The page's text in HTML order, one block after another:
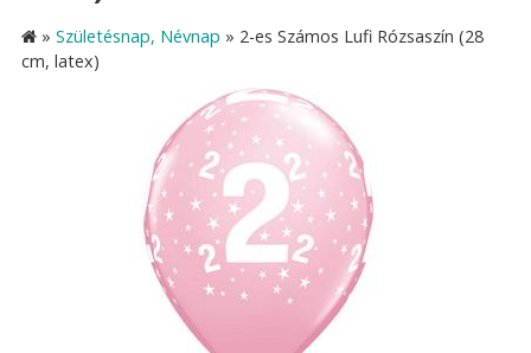
» Születésnap, Névnap » 2-es Számos Lufi Rózsaszín (28
cm, latex)